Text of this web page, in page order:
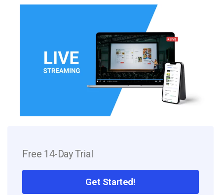
Free 14-Day Trial
Get Started!